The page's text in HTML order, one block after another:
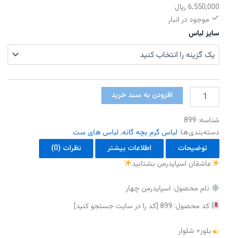
6,550,000 ﷼
موجود در انبار
سایز لباس
اسپایدرمن
افزودن به سبد خرید
شناسه: 899
دسته‌بندی‌ها: لباس گرم بچه گانه, لباس های ست
توضیحات
اطلاعات بیشتر
نظرات (0)
عاشقان اسپایدرمن بشتابید
نام محصول: اسپایدرمن چهار
کد محصول: 899 [کد را در سایت جستجو کنید]
بلوز+ شلوار